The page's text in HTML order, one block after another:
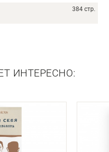
384 стр.
ИНТЕРЕСНО: